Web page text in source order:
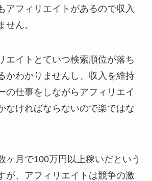
アフィリエイトがあるので収入
せん。
エイトとていつ検索順位が落ち
かわかりませんし、収入を維持
の仕事をしながらアフィリエイ
なければならないので楽ではな
ヶ月で100万円以上稼いだという
が、 アフィリエイトは競争の激